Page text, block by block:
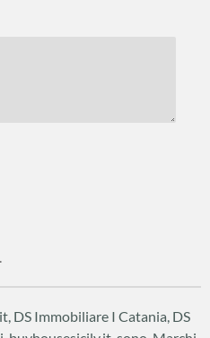
DS Immobiliare I Catania, DS